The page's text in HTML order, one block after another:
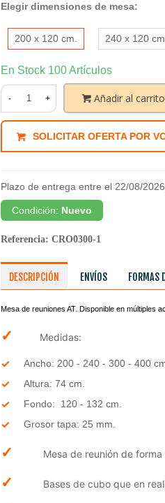
Elegir dimensiones de mesa:
200 x 120 cm. 240 x 120 cm.
En Stock 100 Artículos
- + Añadir al carrito
SOLICITAR OFERTA POR
Plazo de entrega entre el 22/08/
Condición: Nuevo
Referencia: CRO0300-1
DESCRIPCIÓN ENVÍOS FORMAS
Mesa de reuniones AT. Disponible en múltiples
✓ Medidas:
Ancho: 200 - 240 - 300 - 400
Altura: 74 cm.
Fondo: 120 - 132 cm.
Grosor tapa: 25 mm.
✓ Mesa de reunión de
✓ Bases de cubo que en